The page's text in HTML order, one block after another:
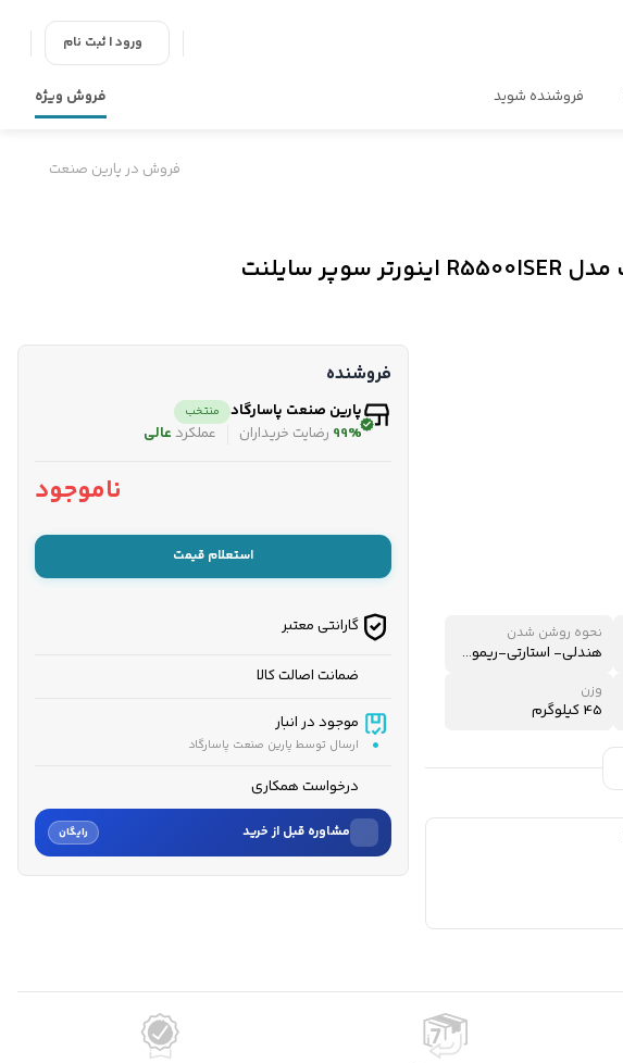
ورود | ثبت نام
فروشنده شوید فروش ویژه
فروش در پارین صنعت
نحوه روشن شدن
هندلی- استارتی-ریموت‌دار
وزن
45 کیلوگرم
فروشنده
پارین صنعت پاسارگاد منتخب
99% رضایت خریداران عملکرد عالی
ناموجود
استعلام قیمت
گارانتی معتبر
ضمانت اصالت کالا
موجود در انبار
ارسال توسط پارین صنعت پاسارگاد
درخواست همکاری
مشاوره قبل از خرید رایگان
نام
شماره موبایل